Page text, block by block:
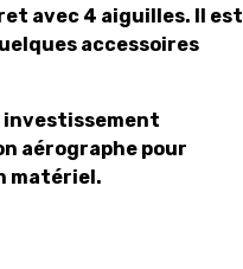
avec 4 aiguilles. Il est
accessoires
investissement
aérographe pour
matériel.